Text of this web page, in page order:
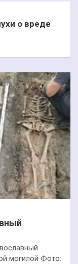
о вреде
могилой Фото: